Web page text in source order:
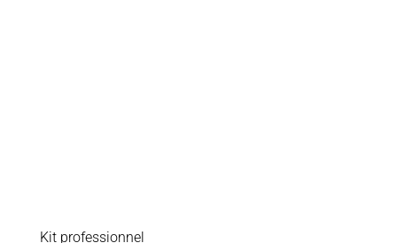
Kit professionnel